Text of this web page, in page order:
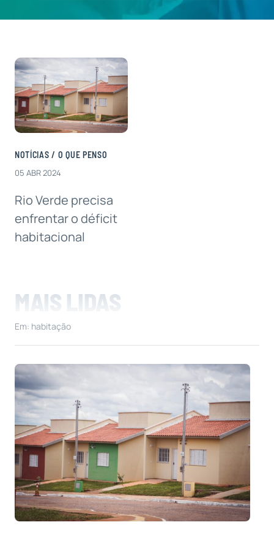
NOTÍCIAS / O QUE PENSO
05 ABR 2024
Rio Verde precisa
enfrentar o déficit
habitacional
MAIS LIDAS
Em: habitação